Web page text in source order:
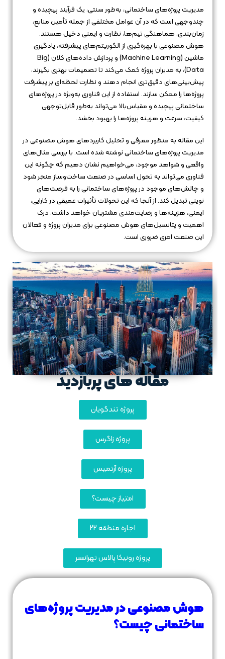
مدیریت پروژه‌های ساختمانی، به‌طور سنتی، یک فرآیند پیچیده و
چندوجهی است که در آن عوامل مختلفی از جمله تأمین منابع،
زمان‌بندی، هماهنگی تیم‌ها، نظارت و ایمنی دخیل هستند.
هوش مصنوعی با بهره‌گیری از الگوریتم‌های پیشرفته، یادگیری
ماشین (Machine Learning) و پردازش داده‌های کلان (Big
Data)، به مدیران پروژه کمک می‌کند تا تصمیمات بهتری بگیرند،
پیش‌بینی‌های دقیق‌تری انجام دهند و نظارت لحظه‌ای بر پیشرفت
پروژه‌ها را ممکن سازند. استفاده از این فناوری به‌ویژه در پروژه‌های
ساختمانی پیچیده و مقیاس‌بالا می‌تواند به‌طور قابل‌توجهی
کیفیت، سرعت و هزینه پروژه‌ها را بهبود بخشد.
این مقاله به منظور معرفی و تحلیل کاربردهای هوش مصنوعی در
مدیریت پروژه‌های ساختمانی نوشته شده است. با بررسی مثال‌های
واقعی و شواهد موجود، می‌خواهیم نشان دهیم که چگونه این
فناوری می‌تواند به تحول اساسی در صنعت ساخت‌وساز منجر شود
و چالش‌های موجود در پروژه‌های ساختمانی را به فرصت‌های
نوینی تبدیل کند. از آنجا که این تحولات تأثیرات عمیقی در کارایی،
ایمنی، هزینه‌ها و رضایت‌مندی مشتریان خواهد داشت، درک
اهمیت و پتانسیل‌های هوش مصنوعی برای مدیران پروژه و فعالان
این صنعت امری ضروری است.
مقاله های پربازدید
پروژه تندگویان
پروژه زاگرس
پروژه آرتمیس
امتیاز چیست؟
اجاره منطقه 22
پروژه رونیکا پالاس تهرانسر
هوش مصنوعی در مدیریت پروژه‌های
ساختمانی چیست؟